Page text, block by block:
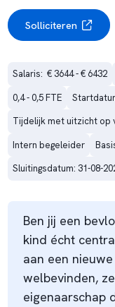
Solliciteren
Salaris:  € 3644 - € 6432
0,4 - 0,5 FTE
Tijdelijk met uitzicht op
Intern begeleider
Sluitingsdatum: 31-08-
Ben jij een
kind écht
aan een
welbevinden,
eigenaarschap